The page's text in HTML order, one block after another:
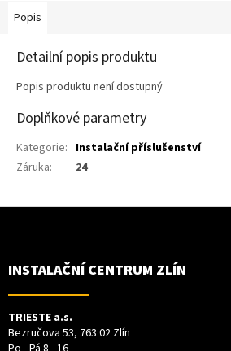
Popis
Detailní popis produktu
Popis produktu není dostupný
Doplňkové parametry
Kategorie: Instalační příslušenství
Záruka: 24
Z
INSTALAČNÍ CENTRUM ZLÍN
TRIESTE a.s.
Bezručova 53, 763 02 Zlín